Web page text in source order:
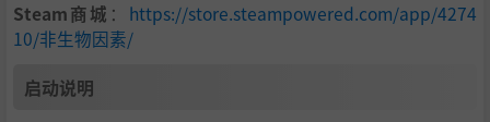
技能，打造一支强大的科学力量。
Steam商城 ： https://store.steampowered.com/app/4274
10/非生物因素/
启动说明